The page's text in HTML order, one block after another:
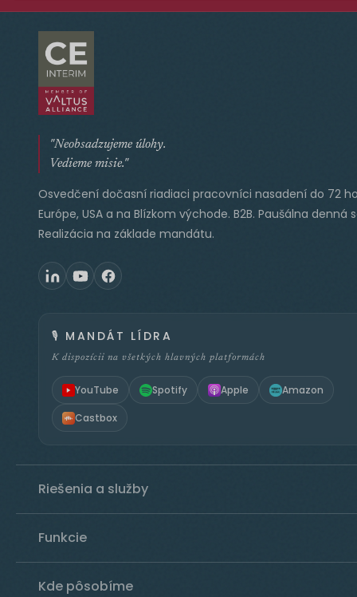
"Neobsadzujeme úlohy.
Vedieme misie."
Osvedčení dočasní riadiaci pracovníci nasadení do 72
Európe, USA a na Blízkom východe. B2B. Paušálna denná
Realizácia na základe mandátu.
🎙️ MANDÁT LÍDRA
K dispozícii na všetkých hlavných platformách
YouTube Spotify Apple Amazon
Castbox
Riešenia a služby
Funkcie
Kde pôsobíme